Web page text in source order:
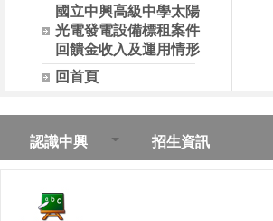
國立中興高級中學太陽
光電發電設備標租案件
回饋金收入及運用情形
回首頁
認識中興 招生資訊